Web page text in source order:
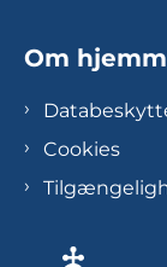
Om
Cookies